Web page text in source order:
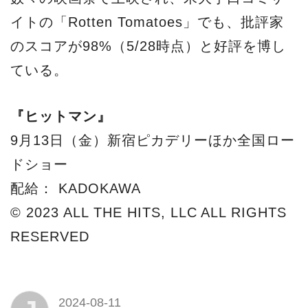
イトの「Rotten Tomatoes」でも、批評家
のスコアが98%（5/28時点）と好評を博し
ている。
『ヒットマン』
9月13日（金）新宿ピカデリーほか全国ロー
ドショー
配給： KADOKAWA
© 2023 ALL THE HITS, LLC ALL RIGHTS
RESERVED
2024-08-11